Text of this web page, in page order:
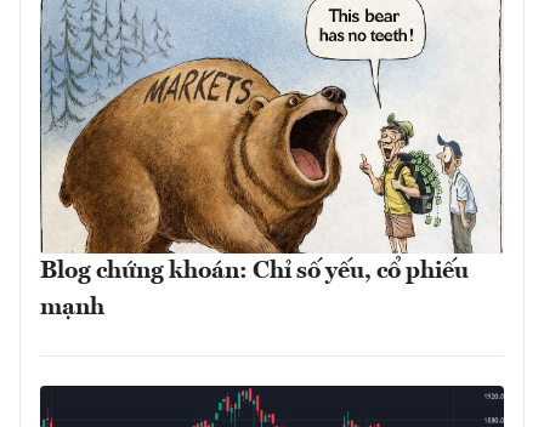
Blog chứng khoán: Chỉ số yếu, cổ phiếu
mạnh